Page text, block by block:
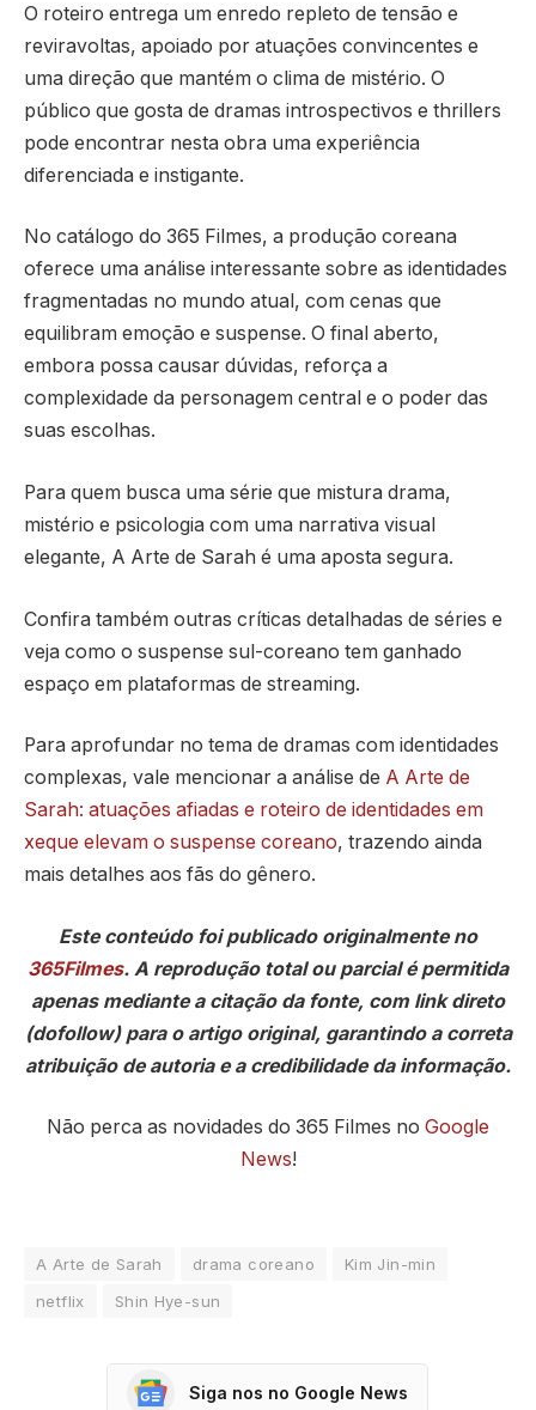
O roteiro entrega um enredo repleto de tensão e
reviravoltas, apoiado por atuações convincentes e
uma direção que mantém o clima de mistério. O
público que gosta de dramas introspectivos e thrillers
pode encontrar nesta obra uma experiência
diferenciada e instigante.
No catálogo do 365 Filmes, a produção coreana
oferece uma análise interessante sobre as identidades
fragmentadas no mundo atual, com cenas que
equilibram emoção e suspense. O final aberto,
embora possa causar dúvidas, reforça a
complexidade da personagem central e o poder das
suas escolhas.
Para quem busca uma série que mistura drama,
mistério e psicologia com uma narrativa visual
elegante, A Arte de Sarah é uma aposta segura.
Confira também outras críticas detalhadas de séries e
veja como o suspense sul-coreano tem ganhado
espaço em plataformas de streaming.
Para aprofundar no tema de dramas com identidades
complexas, vale mencionar a análise de A Arte de
Sarah: atuações afiadas e roteiro de identidades em
xeque elevam o suspense coreano, trazendo ainda
mais detalhes aos fãs do gênero.
Este conteúdo foi publicado originalmente no
365Filmes. A reprodução total ou parcial é permitida
apenas mediante a citação da fonte, com link direto
(dofollow) para o artigo original, garantindo a correta
atribuição de autoria e a credibilidade da informação.
Não perca as novidades do 365 Filmes no Google
News!
A Arte de Sarah drama coreano
Kim Jin-min
netflix
Shin Hye-sun
Siga nos no Google News